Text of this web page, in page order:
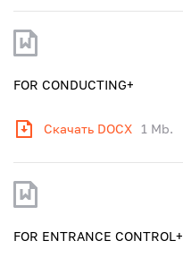
FOR CONDUCTING+
Скачать DOCX 1 Mb.
FOR ENTRANCE CONTROL+